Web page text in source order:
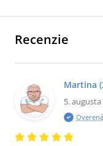
Recenzie
Martina
5. augusta